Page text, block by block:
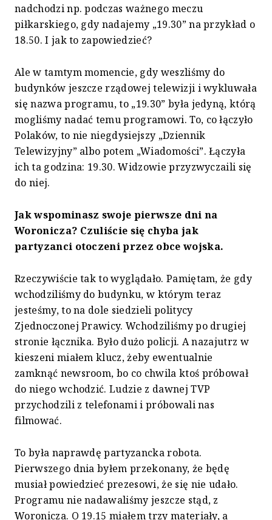
nadchodzi np. podczas ważnego meczu
piłkarskiego, gdy nadajemy „19.30” na przykład o
18.50. I jak to zapowiedzieć?
Ale w tamtym momencie, gdy weszliśmy do
budynków jeszcze rządowej telewizji i wykluwała
się nazwa programu, to „19.30” była jedyną, którą
mogliśmy nadać temu programowi. To, co łączyło
Polaków, to nie niegdysiejszy „Dziennik
Telewizyjny” albo potem „Wiadomości”. Łączyła
ich ta godzina: 19.30. Widzowie przyzwyczaili się
do niej.
Jak wspominasz swoje pierwsze dni na
Woronicza? Czuliście się chyba jak
partyzanci otoczeni przez obce wojska.
Rzeczywiście tak to wyglądało. Pamiętam, że gdy
wchodziliśmy do budynku, w którym teraz
jesteśmy, to na dole siedzieli politycy
Zjednoczonej Prawicy. Wchodziliśmy po drugiej
stronie łącznika. Było dużo policji. A nazajutrz w
kieszeni miałem klucz, żeby ewentualnie
zamknąć newsroom, bo co chwila ktoś próbował
do niego wchodzić. Ludzie z dawnej TVP
przychodzili z telefonami i próbowali nas
filmować.
To była naprawdę partyzancka robota.
Pierwszego dnia byłem przekonany, że będę
musiał powiedzieć prezesowi, że się nie udało.
Programu nie nadawaliśmy jeszcze stąd, z
Woronicza. O 19.15 miałem trzy materiały, a